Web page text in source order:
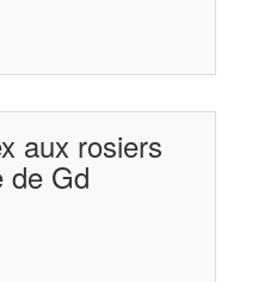
aux rosiers
de Gd